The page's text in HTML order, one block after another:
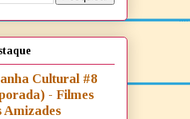
Cultural #8
- Filmes
Amizades